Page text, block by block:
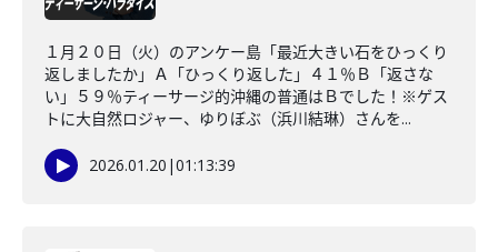
１月２０日（火）のアンケー島「最近大きい石をひっくり
返しましたか」Ａ「ひっくり返した」４１％Ｂ「返さな
い」５９％ティーサージ的沖縄の普通はＢでした！※ゲス
トに大自然ロジャー、ゆりぼぶ（浜川結琳）さんを...
2026.01.20 |01:13:39